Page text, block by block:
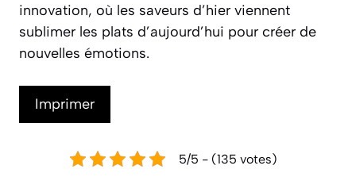
innovation, où les saveurs d’hier viennent
sublimer les plats d’aujourd’hui pour créer de
nouvelles émotions.
Imprimer
5/5 - (135 votes)